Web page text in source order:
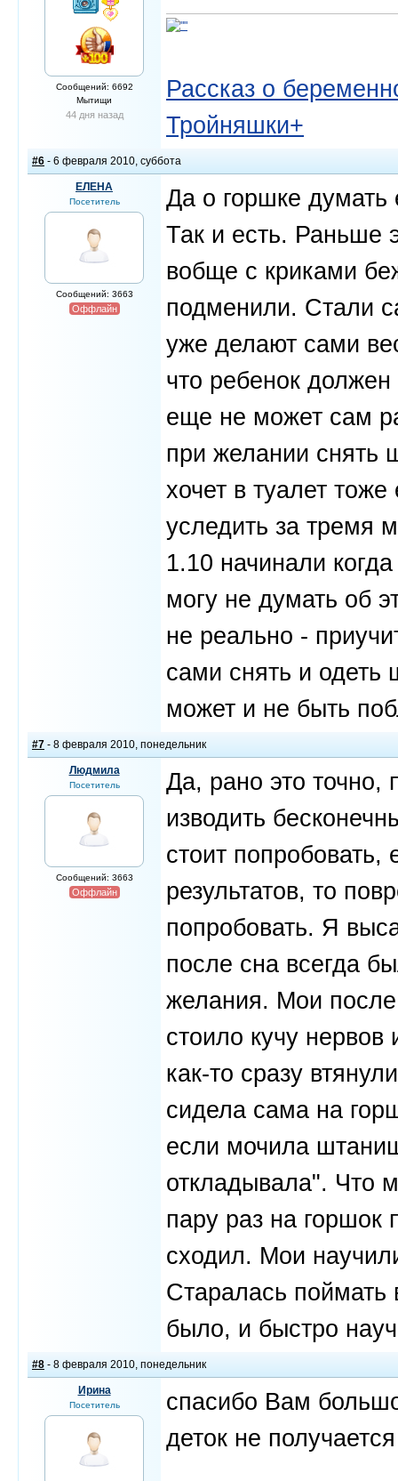
Сообщений: 6692
Мытищи
44 дня назад
Рассказ о
Тройняшки+
#6 - 6 февраля 2010, суббота
ЕЛЕНА
Посетитель
Сообщений: 3663
Оффлайн
Да о горшке
Так и есть. Раньше
вобще с криками
подменили. Стали
уже делают сами
что ребенок
еще не может сам
при желании снять
хочет в туалет
уследить за тремя
1.10 начинали
могу не думать об
не реально -
сами снять и
может и не быть
#7 - 8 февраля 2010, понедельник
Людмила
Посетитель
Сообщений: 3663
Оффлайн
Да, рано это точно,
изводить
стоит попробовать,
результатов, то
попробовать. Я
после сна всегда
желания. Мои после
стоило кучу
как-то сразу
сидела сама на
если мочила
откладывала". Что
пару раз на
сходил. Мои
Старалась
было, и быстро
#8 - 8 февраля 2010, понедельник
Ирина
Посетитель
спасибо Вам
деток не